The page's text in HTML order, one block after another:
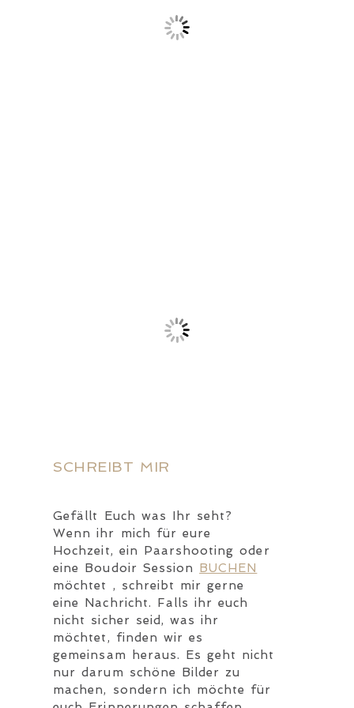
SCHREIBT MIR
Gefällt Euch was Ihr seht?
Wenn ihr mich für eure
Hochzeit, ein Paarshooting oder
eine Boudoir Session BUCHEN
möchtet , schreibt mir gerne
eine Nachricht. Falls ihr euch
nicht sicher seid, was ihr
möchtet, finden wir es
gemeinsam heraus. Es geht nicht
nur darum schöne Bilder zu
machen, sondern ich möchte für